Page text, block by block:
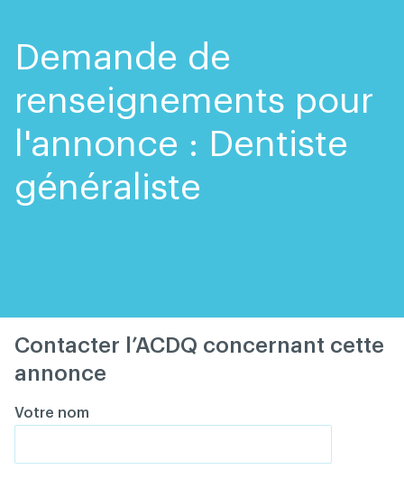
Demande de
renseignements pour
l'annonce : Dentiste
généraliste
Contacter l’ACDQ concernant cette
annonce
Votre nom